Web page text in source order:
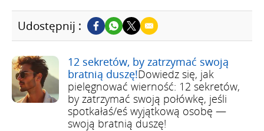
Udostępnij :
12 sekretów, by zatrzymać swoją
bratnią duszę!Dowiedz się, jak
pielęgnować wierność: 12 sekretów,
by zatrzymać swoją połówkę, jeśli
spotkałaś/eś wyjątkową osobę —
swoją bratnią duszę!